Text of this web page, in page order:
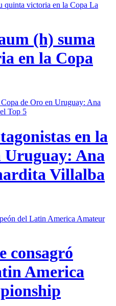
(h) suma
en la Copa
en la
Uruguay: Ana
Villalba
consagró
America